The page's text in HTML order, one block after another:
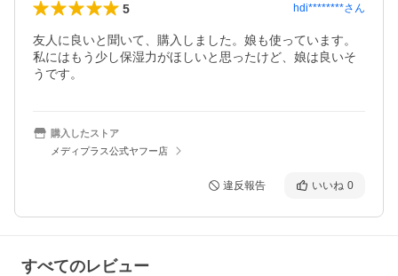
5 hdi********さん
友人に良いと聞いて、購入しました。娘も使っています。
私にはもう少し保湿力がほしいと思ったけど、娘は良いそ
うです。
購入したストア
メディプラス公式ヤフー店
違反報告 いいね 0
すべてのレビュー